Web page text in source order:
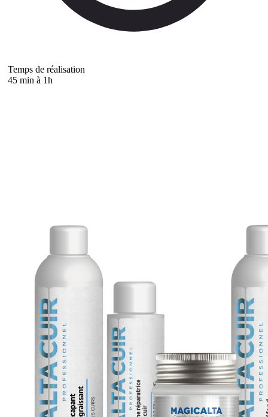
Temps de réalisation
45 min à 1h